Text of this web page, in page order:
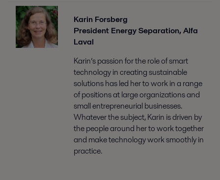
Karin Forsberg
President Energy Separation, Alfa
Laval
Karin’s passion for the role of smart
technology in creating sustainable
solutions has led her to work in a range
of positions at large organizations and
small entrepreneurial businesses.
Whatever the subject, Karin is driven by
the people around her to work together
and make technology work smoothly in
practice.